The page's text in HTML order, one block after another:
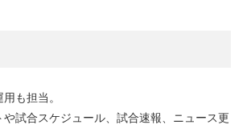
も担当。
試合スケジュール、試合速報、ニュース更